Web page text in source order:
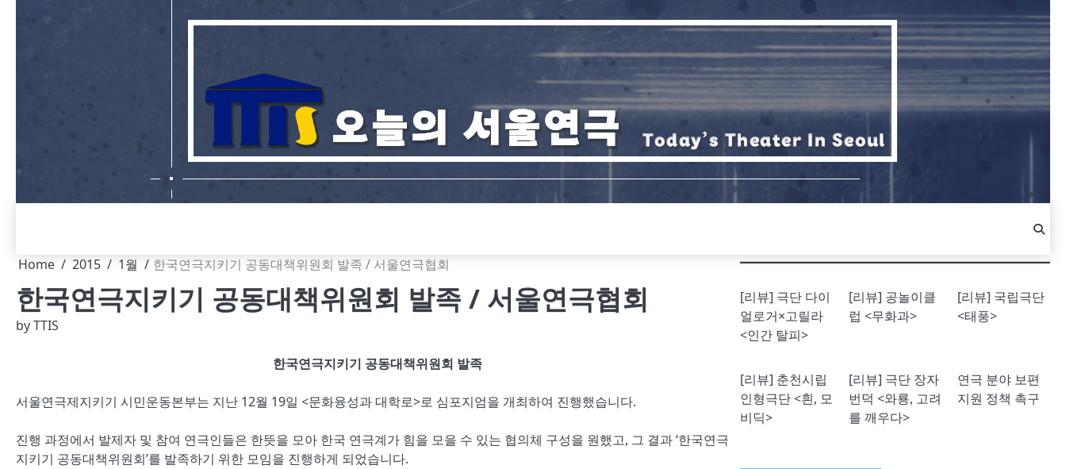
Home 2015 1월 한국연극지키기 공동대책위원회 발족 / 서울연극협회
한국연극지키기 공동대책위원회 발족 / 서울연극협회
byTTIS
한국연극지키기 공동대책위원회 발족
서울연극제지키기 시민운동본부는 지난 12월 19일 <문화융성과 대학로>로 심포지엄을 개최하여 진행했습니다.
진행 과정에서 발제자 및 참여 연극인들은 한뜻을 모아 한국 연극계가 힘을 모을 수 있는 협의체 구성을 원했고, 그 결과 ‘한국연극
지키기 공동대책위원회’를 발족하기 위한 모임을 진행하게 되었습니다.
[리뷰] 극단 다이
얼로거×고릴라
<인간 탈피>
[리뷰] 공놀이클
럽 <무화과>
[리뷰] 국립극단
<태풍>
[리뷰] 춘천시립
인형극단 <흰, 모
비딕>
[리뷰] 극단 장자
번덕 <와룡, 고려
를 깨우다>
연극 분야 보편
지원 정책 촉구